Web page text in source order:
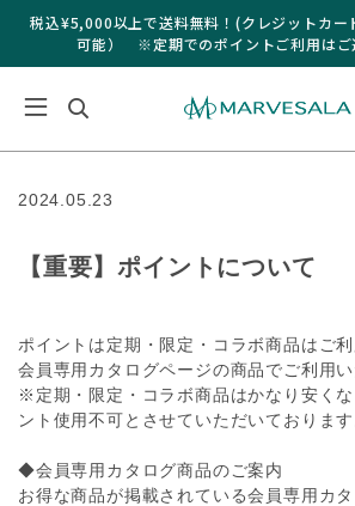
税込¥5,000以上で送料無料！(クレジットカ
可能） ※定期でのポイントご利用はご
2024.05.23
【重要】ポイントについて
ポイントは定期・限定・コラボ商品はご利
会員専用カタログページの商品でご利用い
※定期・限定・コラボ商品はかなり安く
ント使用不可とさせていただいております
◆会員専用カタログ商品のご案内
お得な商品が掲載されている会員専用カ